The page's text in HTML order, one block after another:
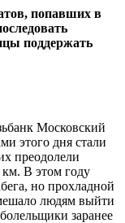
попавших в
поддержать
Московский
этого дня стали
преодолели
В этом году
но прохладной
людям выйти
заранее